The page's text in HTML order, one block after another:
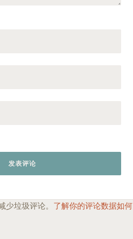
垃圾评论。 了解你的评论数据如何